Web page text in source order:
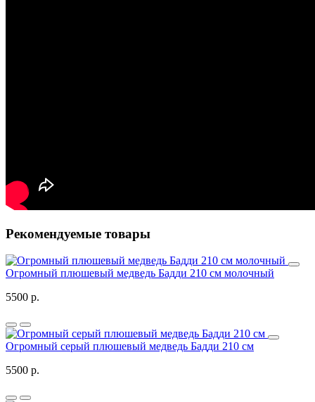
Рекомендуемые товары
Огромный плюшевый медведь Бадди 210 см молочный
5500 р.
Огромный серый плюшевый медведь Бадди 210 см
5500 р.